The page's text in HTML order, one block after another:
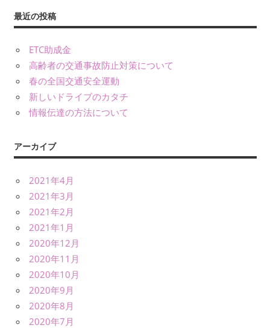
最近の投稿
ETC助成金
高齢者の交通事故防止対策について
春の全国交通安全運動
新しいドライブのカタチ
情報伝達の方法について
アーカイブ
2021年4月
2021年3月
2021年2月
2021年1月
2020年12月
2020年11月
2020年10月
2020年9月
2020年8月
2020年7月